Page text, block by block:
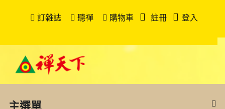
訂雜誌 聽禪 購物車 註冊 登入
主選單